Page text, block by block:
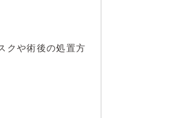
クや術後の処置方